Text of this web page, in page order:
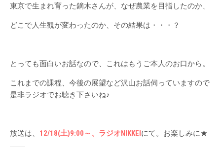
東京で生まれ育った鏑木さんが、なぜ農業を目指したのか、
どこで人生観が変わったのか、その結果は・・・？
とっても面白いお話なので、これはもうご本人のお口から。
これまでの課程、今後の展望など沢山お話伺っていますので
是非ラジオでお聴き下さいね♪
放送は、 12/18(土)9:00～、ラジオNIKKEIにて。お楽しみに★